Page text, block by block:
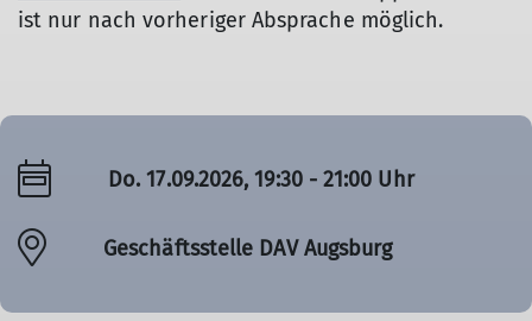
ist nur nach vorheriger Absprache möglich.
Do. 17.09.2026, 19:30 - 21:00 Uhr
Geschäftsstelle DAV Augsburg